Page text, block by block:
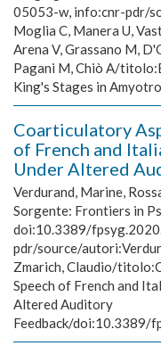
05053-w, info:cnr-pdr/
Moglia C, Manera U,
Arena V, Grassano M,
Pagani M, Chiò A/
King's Stages in
Coarticulatory
of French and
Under Altered
Verdurand, Marine,
Sorgente: Frontiers in
doi:10.3389/
pdr/source/
Zmarich, Claudio/
Speech of French and
Altered Auditory
Feedback/doi:10.3389/